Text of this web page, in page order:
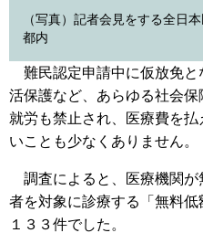
（写真）記者会見をする全日
都内
難民認定申請中に仮放免と
活保護など、あらゆる社会保
就労も禁止され、医療費を
いことも少なくありません。
調査によると、医療機関が
者を対象に診療する「無料
１３３件でした。